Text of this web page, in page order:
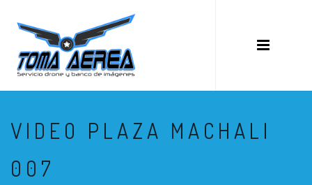
VIDEO PLAZA MACHALI
007